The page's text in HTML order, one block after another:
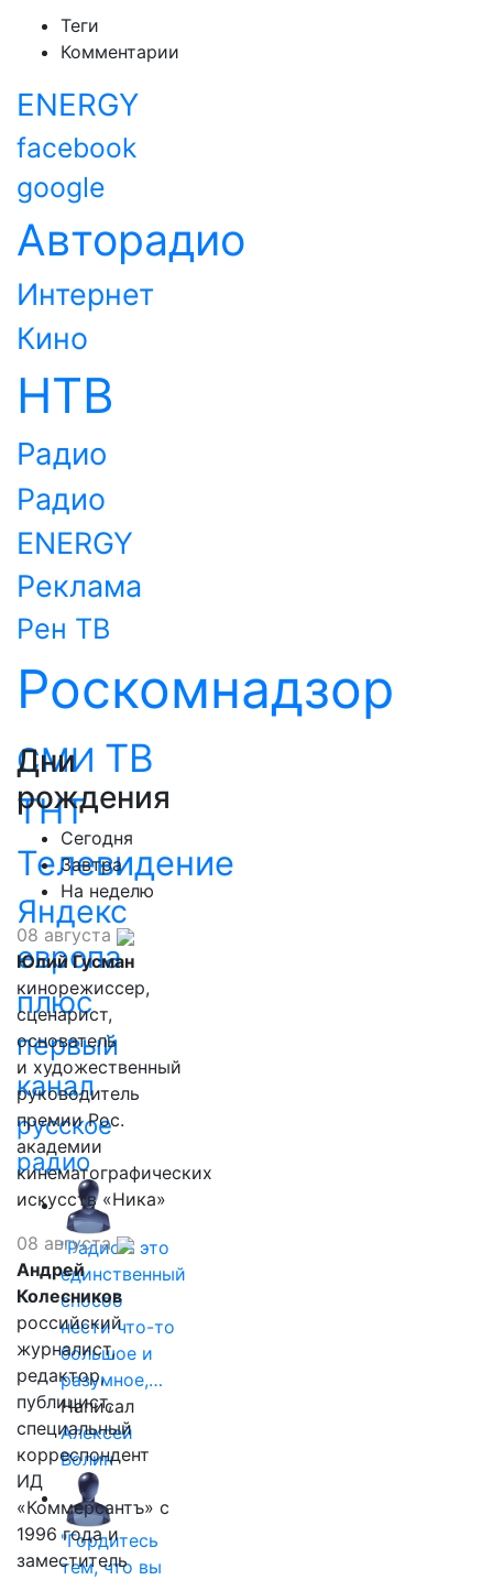
Теги
Комментарии
ENERGY
facebook
google
Авторадио
Интернет
Кино
НТВ
Радио
Радио
ENERGY
Реклама
Рен ТВ
Роскомнадзор
СМИ ТВ
ТНТ
Телевидение
Яндекс
европа
плюс
первый
канал
русское
радио
"Радио - это
единственный
способ
нести что-то
большое и
разумное,…
Написал
Алексей
Волин
"Гордитесь
тем, что вы
Дни
рождения
Сегодня
Завтра
На неделю
08 августа
Юлий Гусман
кинорежиссер,
сценарист,
основатель
и художественный
руководитель
премии Рос.
академии
кинематографических
искусств «Ника»
08 августа
Андрей
Колесников
российский
журналист,
редактор,
публицист,
специальный
корреспондент
ИД
«Коммерсантъ» с
1996 года и
заместитель